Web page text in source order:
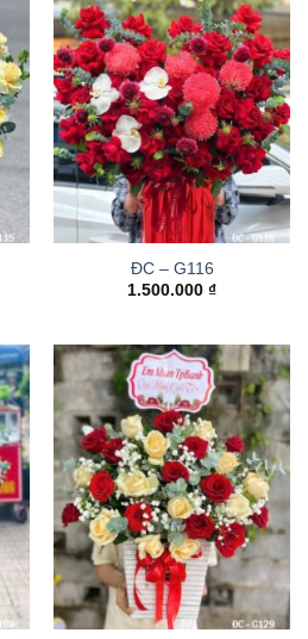
ĐC – G116
1.500.000 ₫